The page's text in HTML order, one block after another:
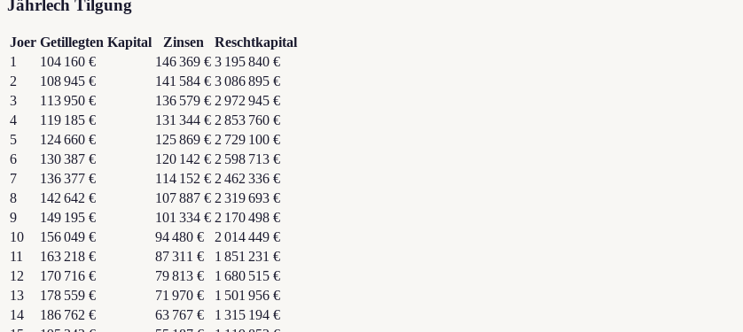
Jährlech Tilgung
Joer Getillegten Kapital Zinsen
Reschtkapital
1
104 160 € 146 369 € 3 195 840 €
2
108 945 € 141 584 € 3 086 895 €
3
113 950 € 136 579 € 2 972 945 €
4
119 185 € 131 344 € 2 853 760 €
5
124 660 € 125 869 € 2 729 100 €
6
130 387 € 120 142 € 2 598 713 €
7
136 377 € 114 152 € 2 462 336 €
8
142 642 € 107 887 € 2 319 693 €
9
149 195 € 101 334 € 2 170 498 €
10
156 049 € 94 480 €
2 014 449 €
11
163 218 € 87 311 €
1 851 231 €
12
170 716 € 79 813 €
1 680 515 €
13
178 559 € 71 970 €
1 501 956 €
14
186 762 € 63 767 €
1 315 194 €